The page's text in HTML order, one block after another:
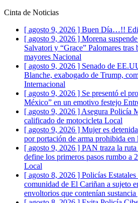
Cinta de Noticias
[ agosto 9, 2026 ] Buen Día…!!
[ agosto 9, 2026 ] Morena
Salvatori y “Grace” Palomares tras
mayores Nacional
[ agosto 9, 2026 ] Senado de
Blanche, exabogado de Trump,
Internacional
[ agosto 9, 2026 ] Se presentó el
México” en un emotivo festejo
[ agosto 9, 2026 ] Asegura Policía
calificado de motocicleta Local
[ agosto 9, 2026 ] Mujer es
por portación de arma prohibida en
[ agosto 9, 2026 ] PAN traza la
define los primeros pasos rumbo a
Local
[ agosto 8, 2026 ] Policías
comunidad de El Cariñan a sujeto
envoltorios que contenían sustancia